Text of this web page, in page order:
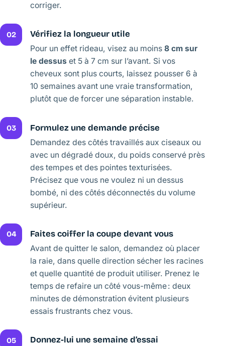
corriger.
02 Vérifiez la longueur utile
Pour un effet rideau, visez au moins 8 cm sur
le dessus et 5 à 7 cm sur l’avant. Si vos
cheveux sont plus courts, laissez pousser 6 à
10 semaines avant une vraie transformation,
plutôt que de forcer une séparation instable.
03 Formulez une demande précise
Demandez des côtés travaillés aux ciseaux ou
avec un dégradé doux, du poids conservé près
des tempes et des pointes texturisées.
Précisez que vous ne voulez ni un dessus
bombé, ni des côtés déconnectés du volume
supérieur.
04 Faites coiffer la coupe devant vous
Avant de quitter le salon, demandez où placer
la raie, dans quelle direction sécher les racines
et quelle quantité de produit utiliser. Prenez le
temps de refaire un côté vous-même : deux
minutes de démonstration évitent plusieurs
essais frustrants chez vous.
05 Donnez-lui une semaine d’essai